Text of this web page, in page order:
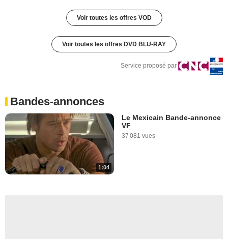
Voir toutes les offres VOD
Voir toutes les offres DVD BLU-RAY
Service proposé par
Bandes-annonces
1:04
Le Mexicain Bande-annonce
VF
37 081 vues